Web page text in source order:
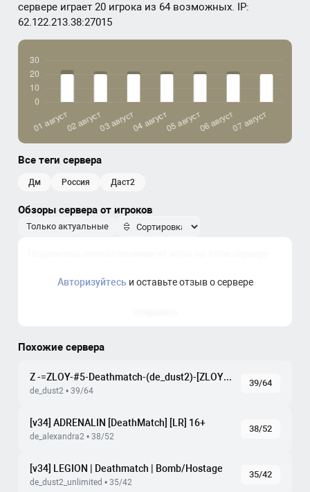
сервере играет 20 игрока из 64 возможных. IP:
62.122.213.38:27015
Все теги сервера
дм россия даст2
Обзоры сервера от игроков
Только актуальные
Авторизуйтесьи оставьте отзыв о сервере
Похожие сервера
Z -=ZLOY-#5-Deathmatch-(de_dust2)-[ZLOYGAMES.COM]=-
de_dust2 • 39/64
39/64
[v34] ADRENALIN [DeathMatch] [LR] 16+
de_alexandra2 • 38/52
38/52
[v34] LEGION | Deathmatch | Bomb/Hostage
de_dust2_unlimited • 35/42
35/42